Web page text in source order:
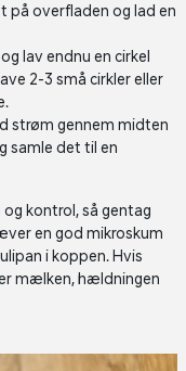
på overfladen og lad en
lav endnu en cirkel
2-3 små cirkler eller
strøm gennem midten
samle det til en
kontrol, så gentag
en god mikroskum
i koppen. Hvis
mælken, hældningen